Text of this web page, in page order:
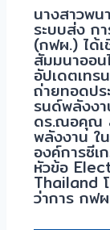
นางสาวพ
ระบบส่ง ก
(กฟผ.) ได้
สัมมนาออน
อัปเดตเทร
ถ่ายทอดป
รนด์พลังง
ดร.ณอคุณ
พลังงาน ใ
องค์การซีเ
หัวข้อ
Thailand
ว่าการ กฟ